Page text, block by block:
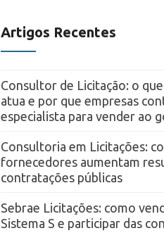
Artigos Recentes
Consultor de Licitação: o
atua e por que empresas
especialista para vender ao
Consultoria em Licitações:
fornecedores aumentam
contratações públicas
Sebrae Licitações: como
Sistema S e participar das